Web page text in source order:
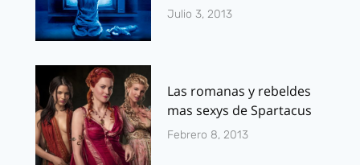
Julio 3, 2013
Las romanas y rebeldes
mas sexys de Spartacus
Febrero 8, 2013